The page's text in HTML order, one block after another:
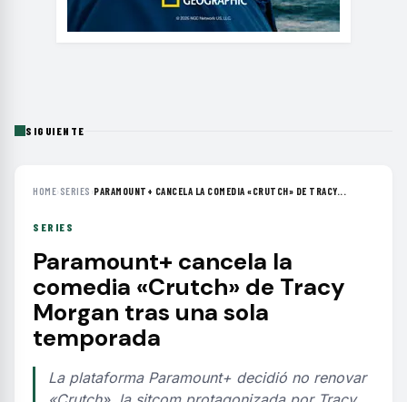
SIGUIENTE
HOME› SERIES ›PARAMOUNT+ CANCELA LA COMEDIA «CRUTCH» DE TRACY...
SERIES
Paramount+ cancela la
comedia «Crutch» de Tracy
Morgan tras una sola
temporada
La plataforma Paramount+ decidió no renovar